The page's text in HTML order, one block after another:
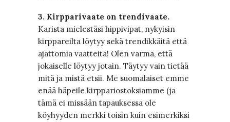
3. Kirpparivaate on trendivaate.
Karista mielestäsi hippivipat, nykyisin
kirppareilta löytyy sekä trendikkäitä että
ajattomia vaatteita! Olen varma, että
jokaiselle löytyy jotain. Täytyy vain tietää
mitä ja mistä etsii. Me suomalaiset emme
enää häpeile kirppariostoksiamme (ja
tämä ei missään tapauksessa ole
köyhyyden merkki toisin kuin esimerkiksi